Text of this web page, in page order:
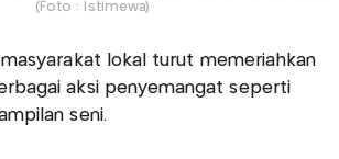
(Foto : Istimewa)
masyarakat lokal turut memeriahkan
aksi penyemangat seperti
seni.